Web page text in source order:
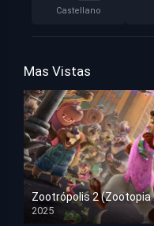
Castellano
Mas Vistas
Zootrópolis 2 (Zootopia
2025
HD 1080p